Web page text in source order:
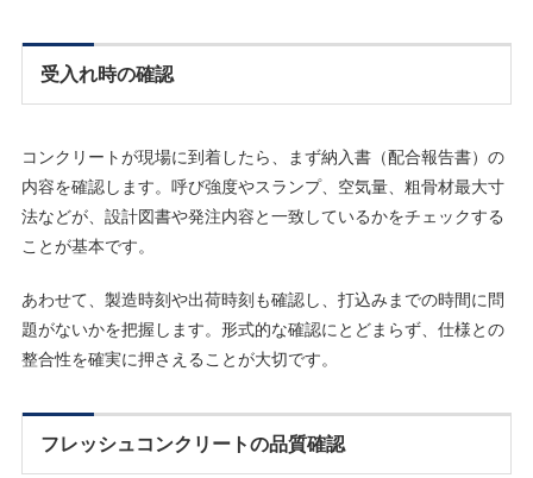
受入れ時の確認
コンクリートが現場に到着したら、まず納入書（配合報告書）の
内容を確認します。呼び強度やスランプ、空気量、粗骨材最大寸
法などが、設計図書や発注内容と一致しているかをチェックする
ことが基本です。
あわせて、製造時刻や出荷時刻も確認し、打込みまでの時間に問
題がないかを把握します。形式的な確認にとどまらず、仕様との
整合性を確実に押さえることが大切です。
フレッシュコンクリートの品質確認